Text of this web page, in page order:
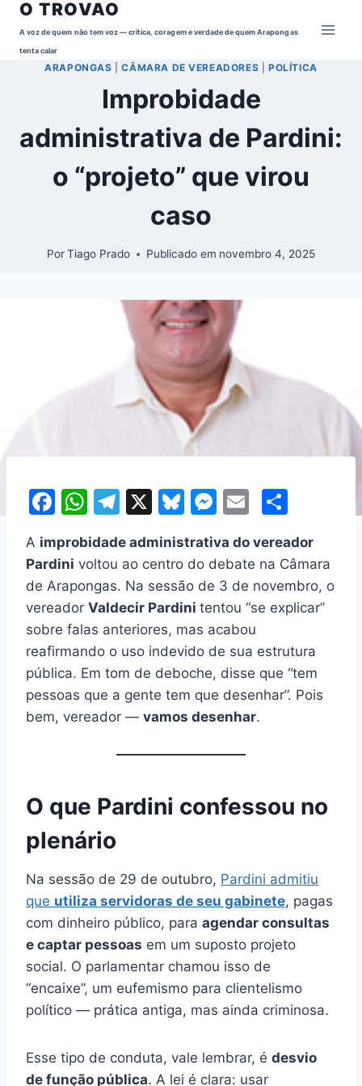
Pular
para
Conteúdo
O TROVAO
A voz de quem não tem voz — crítica, coragem e verdade de quem Arapongas
tenta calar
ARAPONGAS |CÂMARA DE VEREADORES |POLÍTICA
Improbidade
administrativa de Pardini:
o “projeto” que virou
caso
PorTiago Prado Publicado em novembro 4, 2025
F
c
e
b
o
o
k
W
at
s
A
p
p
T
e
gr
a
m
X
Bl
e
s
k
y
M
s
s
e
n
g
er
E
ai
l
ar
e
A improbidade administrativa do vereador
Pardini voltou ao centro do debate na Câmara
de Arapongas. Na sessão de 3 de novembro, o
vereador Valdecir Pardini tentou “se explicar”
sobre falas anteriores, mas acabou
reafirmando o uso indevido de sua estrutura
pública. Em tom de deboche, disse que “tem
pessoas que a gente tem que desenhar”. Pois
bem, vereador — vamos desenhar.
O que Pardini confessou no
plenário
Na sessão de 29 de outubro, Pardini admitiu
que utiliza servidoras de seu gabinete, pagas
com dinheiro público, para agendar consultas
e captar pessoas em um suposto projeto
social. O parlamentar chamou isso de
“encaixe”, um eufemismo para clientelismo
político — prática antiga, mas ainda criminosa.
Esse tipo de conduta, vale lembrar, é desvio
de função pública. A lei é clara: usar